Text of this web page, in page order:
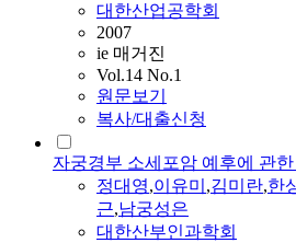
대한산업공학회
2007
ie 매거진
Vol.14 No.1
원문보기
복사/대출신청
자궁경부 소세포암 예후에 관
정대영,이유미 ,김미란,한
근,남궁성은
대한산부인과학회